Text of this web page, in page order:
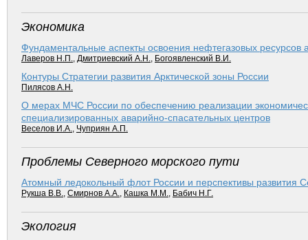
Экономика
Фундаментальные аспекты освоения нефтегазовых ресурсов
Лаверов Н.П., Дмитриевский А.Н., Богоявленский В.И.
Контуры Стратегии развития Арктической зоны России
Пилясов А.Н.
О мерах МЧС России по обеспечению реализации
специализированных аварийно-спасательных центров
Веселов И.А., Чуприян А.П.
Проблемы Северного морского пути
Атомный ледокольный флот России и перспективы развития
Рукша В.В., Смирнов А.А., Кашка М.М., Бабич Н.Г.
Экология